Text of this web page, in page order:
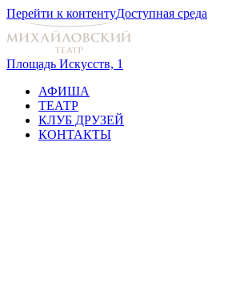
Перейти к контентуДоступная среда
Площадь Искусств, 1
АФИША
ТЕАТР
КЛУБ ДРУЗЕЙ
КОНТАКТЫ